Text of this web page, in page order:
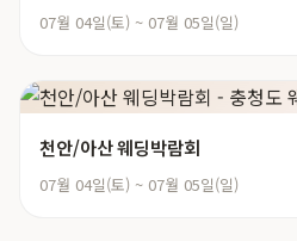
07월 04일(토) ~ 07월 05일(일)
천안/아산 웨딩박람회
07월 04일(토) ~ 07월 05일(일)